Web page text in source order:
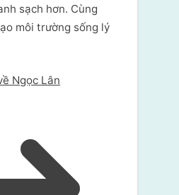
sạch hơn. Cùng
môi trường sống lý
Ngọc Lân